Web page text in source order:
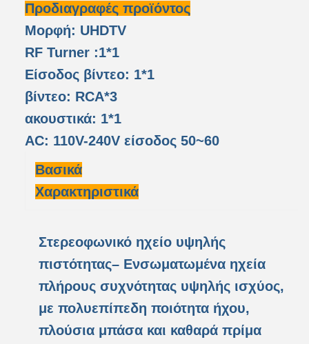
Προδιαγραφές προϊόντος
Μορφή: UHDTV
RF Turner :1*1
Είσοδος βίντεο: 1*1
βίντεο: RCA*3
ακουστικά: 1*1
AC: 110V-240V είσοδος 50~60
Βασικά
Χαρακτηριστικά
Στερεοφωνικό ηχείο υψηλής
πιστότητας– Ενσωματωμένα ηχεία
πλήρους συχνότητας υψηλής ισχύος,
με πολυεπίπεδη ποιότητα ήχου,
πλούσια μπάσα και καθαρά πρίμα